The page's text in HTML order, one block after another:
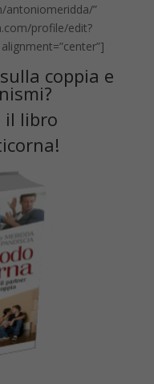
antoniomeridda/”
profile/edit?
coppia e
il libro
!